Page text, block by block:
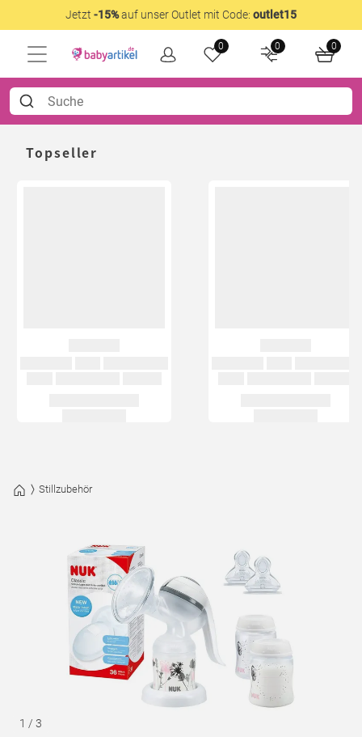
Jetzt -15%auf unser Outlet mit Code: outlet15
0 0 0
Topseller
Stillzubehör
1 / 3